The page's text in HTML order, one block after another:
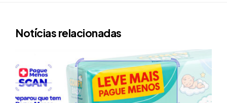
Notícias relacionadas